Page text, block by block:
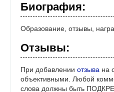
Биография:
Образование, отзывы,
Отзывы:
При добавлении отзыва на
объективными. Любой
слова должны быть